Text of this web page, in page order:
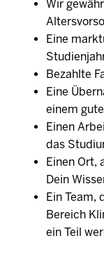
Wir
Eine
Bezahlte
Eine
einem
Einen
das
Einen Ort,
Dein
Ein Team,
Bereich
ein Teil